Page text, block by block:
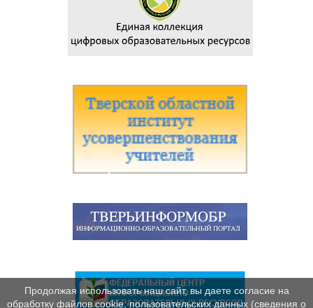
Продолжая использовать наш сайт, вы даете согласие на
обработку файлов cookie, пользовательских данных (сведения о